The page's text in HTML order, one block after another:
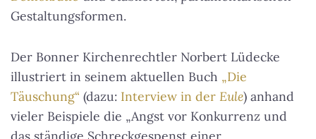
Gestaltungsformen.
Der Bonner Kirchenrechtler Norbert Lüdecke
illustriert in seinem aktuellen Buch „Die
Täuschung“ (dazu: Interview in der Eule) anhand
vieler Beispiele die „Angst vor Konkurrenz und